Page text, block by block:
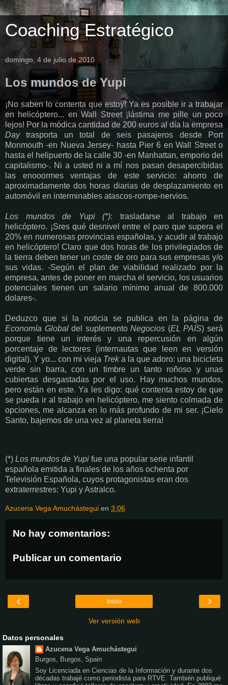
Coaching Estratégico
domingo, 4 de julio de 2010
Los mundos de Yupi
¡No saben lo contenta que estoy! Ya es posible ir a trabajar
en helicóptero... en Wall Street ¡lástima me pille un poco
lejos! Por la módica cantidad de 200 euros al día la empresa
Daytrasporta un total de seis pasajeros desde Port
Monmouth -en Nueva Jersey- hasta Pier 6 en Wall Street o
hasta el helipuerto de la calle 30 -en Manhattan, emporio del
capitalismo-. Ni a usted ni a mí nos pasan desapercibidas
las enooormes ventajas de este servicio: ahorro de
aproximadamente dos horas diarias de desplazamiento en
automóvil en interminables atascos-rompe-nervios.
Los mundos de Yupi (*): trasladarse al trabajo en
helicóptero. ¡Sres qué desnivel entre el paro que supera el
20% en numerosas provincias españolas, y acudir al trabajo
en helicóptero! Claro que dos horas de los privilegiados de
la tierra deben tener un coste de oro para sus empresas y/o
sus vidas. -Según el plan de viabilidad realizado por la
empresa, antes de poner en marcha el servicio, los usuarios
potenciales tienen un salario mínimo anual de 800.000
dolares-.
Deduzco que si la noticia se publica en la página de
Economía Globaldel suplementoNegocios (EL PAÍS) será
porque tiene un interés y una repercusión en algún
porcentaje de lectores (internautas que leen en versión
digital). Y yo... con mi vieja Treka la que adoro: una bicicleta
verde sin barra, con un timbre un tanto roñoso y unas
cubiertas desgastadas por el uso. Hay muchos mundos,
pero están en este. Ya les digo: qué contenta estoy de que
se pueda ir al trabajo en helicóptero, me siento colmada de
opciones, me alcanza en lo más profundo de mi ser. ¡Cielo
Santo, bajemos de una vez al planeta tierra!
(*) Los mundos de Yupi fue una popular serie infantil
española emitida a finales de los años ochenta por
Televisión Española, cuyos protagonistas eran dos
extraterrestres: Yupi y Astralco.
Azucena Vega Amuchástegui en 3:06
No hay comentarios:
Publicar un comentario
‹ ›
Inicio
Ver versión web
Datos personales
Azucena Vega Amuchástegui
Burgos, Burgos, Spain
Soy Licenciada en Ciencias de la Información y durante dos
décadas trabajé como periodista para RTVE. También publiqué